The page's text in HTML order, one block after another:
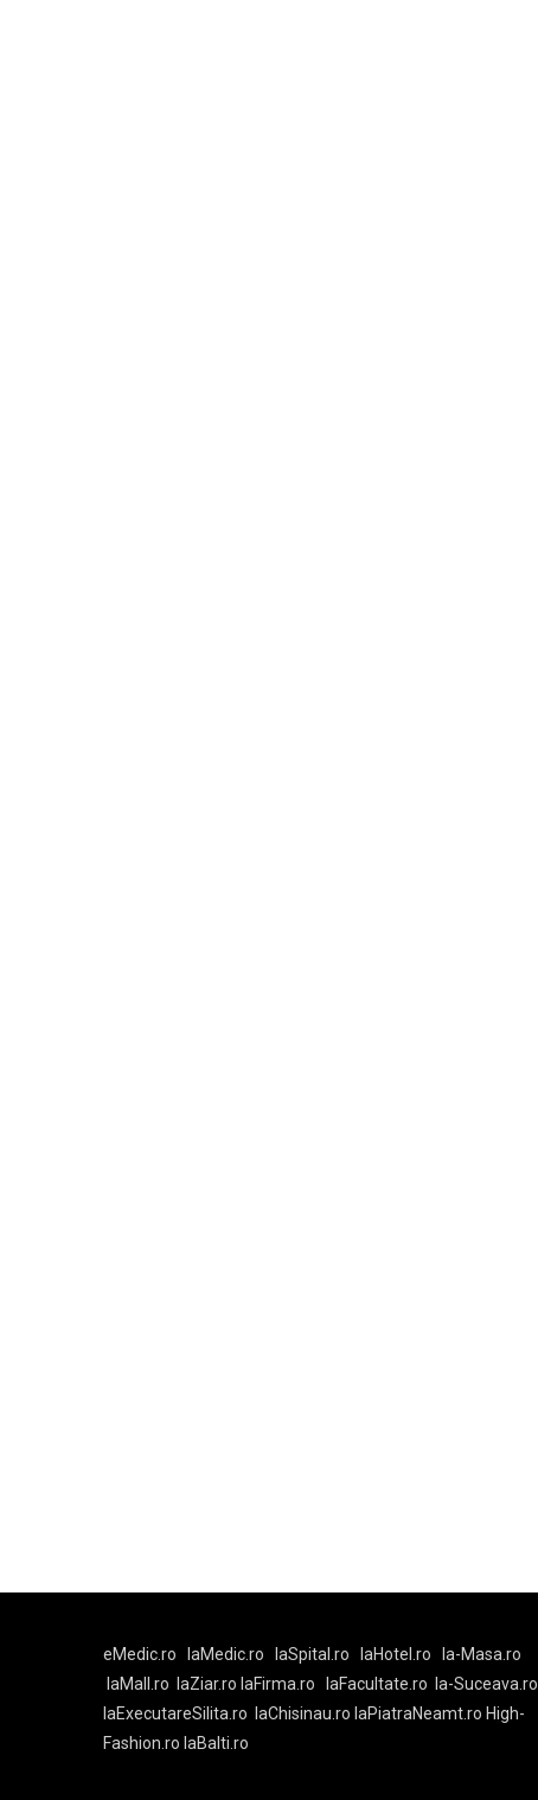
eMedic.ro laMedic.ro laSpital.ro laHotel.ro
la-Masa.ro
laMall.ro
laZiar.ro laFirma.ro laFacultate.ro
la-Suceava.ro
laExecutareSilita.ro
laChisinau.ro laPiatraNeamt.ro High-
Fashion.ro laBalti.ro